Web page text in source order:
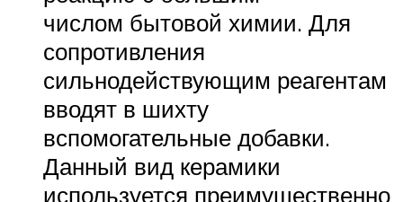
числом бытовой химии. Для
сопротивления
сильнодействующим реагентам
вводят в шихту
вспомогательные добавки.
Данный вид керамики
используется преимущественно